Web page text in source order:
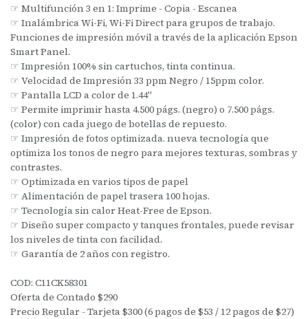
☞ Multifunción 3 en 1: Imprime - Copia - Escanea
☞ Inalámbrica Wi-Fi, Wi-Fi Direct para grupos de trabajo.
Funciones de impresión móvil a través de la aplicación Epson
Smart Panel.
☞ Impresión 100% sin cartuchos, tinta continua.
☞ Velocidad de Impresión 33 ppm Negro / 15ppm color.
☞ Pantalla LCD a color de 1.44"
☞ Permite imprimir hasta 4.500 págs. (negro) o 7.500 págs.
(color) con cada juego de botellas de repuesto.
☞ Impresión de fotos optimizada. nueva tecnología que
optimiza los tonos de negro para mejores texturas, sombras y
contrastes.
☞ Optimizada en varios tipos de papel
☞ Alimentación de papel trasera 100 hojas.
☞ Tecnología sin calor Heat-Free de Epson.
☞ Diseño super compacto y tanques frontales, puede revisar
los niveles de tinta con facilidad.
☞ Garantía de 2 años con registro.
COD: C11CK58301
Oferta de Contado $290
Precio Regular - Tarjeta $300 (6 pagos de $53 / 12 pagos de $27)